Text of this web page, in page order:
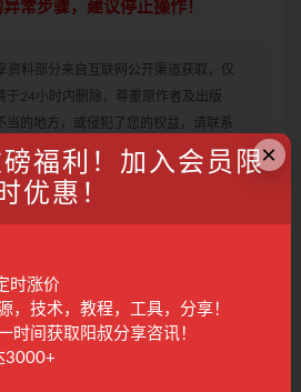
常步骤，建议停止操作！
资料部分来自互联网公开渠道获取，仅
于24小时内删除，尊重原作者及出版
当的地方，或侵犯了您的权益，请联系
时删除。如果遇到付费才可观看的文
站所有资源“任意下免费看”。
平台的付费资源，仅提供资源分享，不提
定支付账户或输入支付密码之类的异
否有风险请自行甄别，本站概不负
下载或者无内容说明链接失效了，请联
×
福利！加入会员限
优惠！
时涨价
，技术，教程，工具，分享！
时间获取阳叔分享咨讯！
3000+